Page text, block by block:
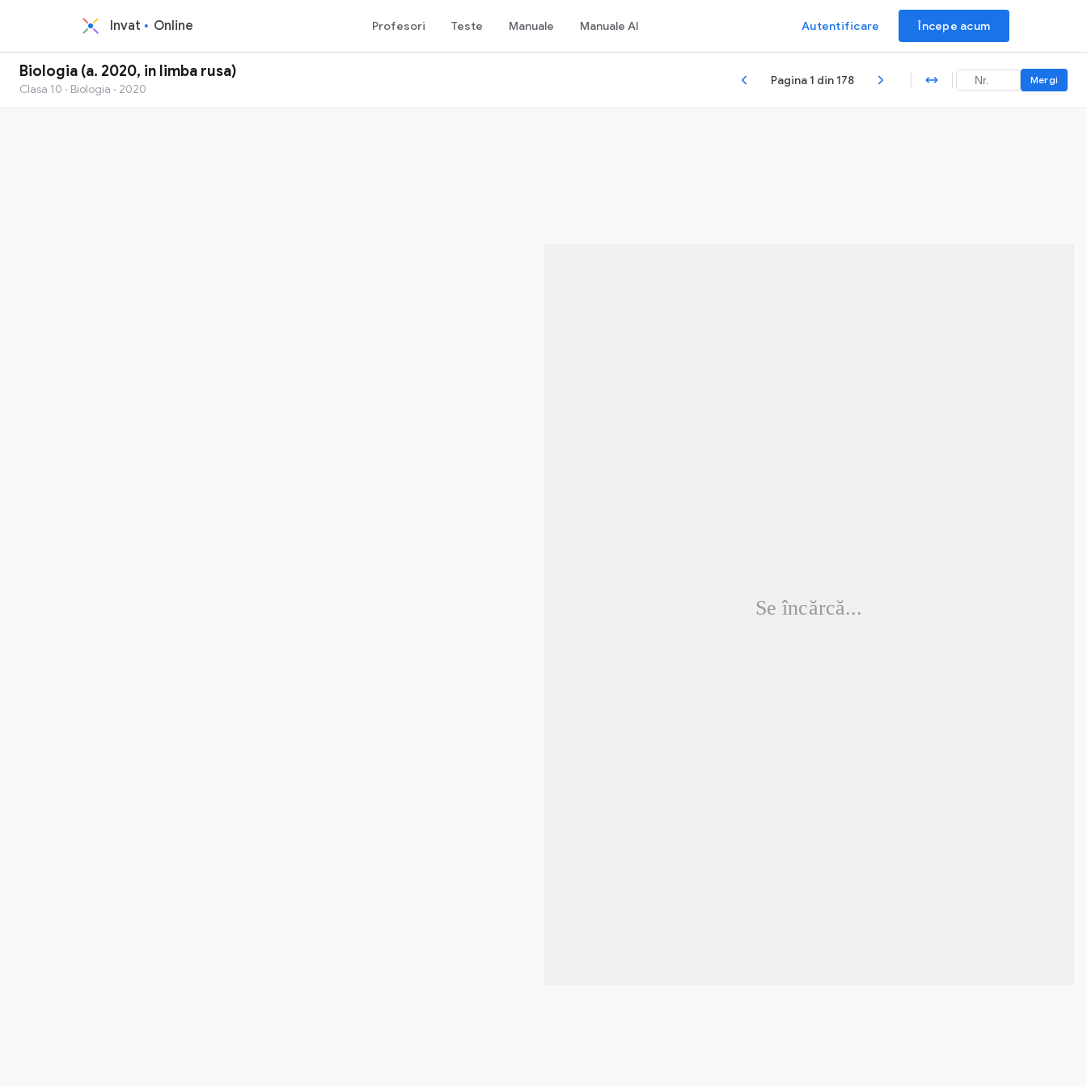
Invat Online Profesori Teste Manuale Manuale AI Autentificare Începe acum
Biologia (a. 2020, in limba rusa)
Clasa 10 · Biologia · 2020
Pagina 1 din 178 Mergi